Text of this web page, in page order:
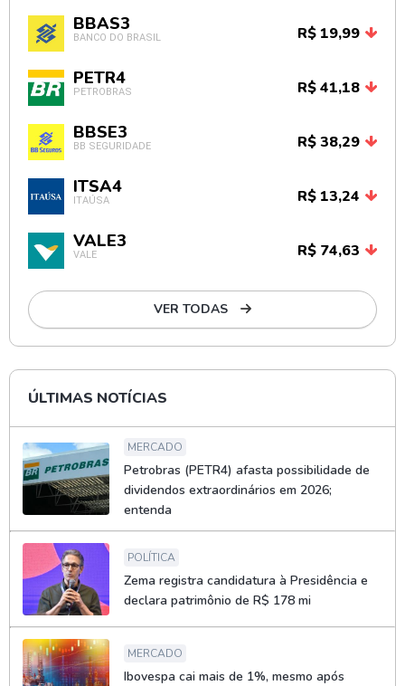
BBAS3
BANCO DO BRASIL R$ 19,99
PETR4
PETROBRAS R$ 41,18
BBSE3
BB SEGURIDADE R$ 38,29
ITSA4
ITAÚSA R$ 13,24
VALE3
VALE R$ 74,63
VER TODAS
ÚLTIMAS NOTÍCIAS
MERCADO
Petrobras (PETR4) afasta possibilidade de
dividendos extraordinários em 2026;
entenda
POLÍTICA
Zema registra candidatura à Presidência e
declara patrimônio de R$ 178 mi
MERCADO
Ibovespa cai mais de 1%, mesmo após